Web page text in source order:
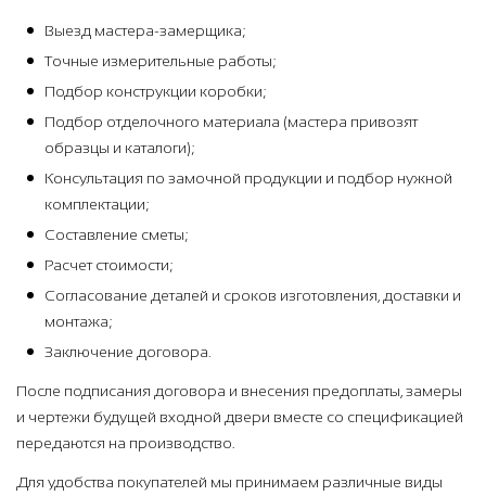
Выезд мастера-замерщика;
Точные измерительные работы;
Подбор конструкции коробки;
Подбор отделочного материала (мастера привозят
образцы и каталоги);
Консультация по замочной продукции и подбор нужной
комплектации;
Составление сметы;
Расчет стоимости;
Согласование деталей и сроков изготовления, доставки и
монтажа;
Заключение договора.
После подписания договора и внесения предоплаты, замеры
и чертежи будущей входной двери вместе со спецификацией
передаются на производство.
Для удобства покупателей мы принимаем различные виды